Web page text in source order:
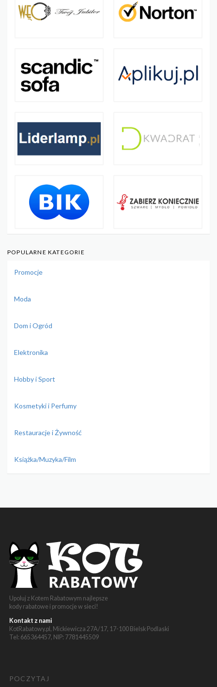
POPULARNE KATEGORIE
Promocje
Moda
Dom i Ogród
Elektronika
Hobby i Sport
Kosmetyki i Perfumy
Restauracje i Żywność
Książka/Muzyka/Film
Upoluj z Kotem Rabatowym najlepsze
kody rabatowe i promocje w sieci!
Kontakt z nami
KotRabatowy.pl, Mickiewicza 27A/17, 17-100 Bielsk Podlaski
Tel: 665364457, NIP: 7781445509
POCZYTAJ